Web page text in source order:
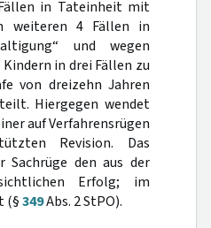
in Tateinheit mit
weiteren 4 Fällen in
und wegen
in drei Fällen zu
von dreizehn Jahren
Hiergegen wendet
auf Verfahrensrügen
Revision. Das
den aus der
Erfolg; im
(§349Abs. 2 StPO).